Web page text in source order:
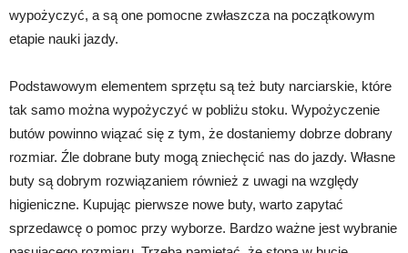
wypożyczyć, a są one pomocne zwłaszcza na początkowym
etapie nauki jazdy.
Podstawowym elementem sprzętu są też buty narciarskie, które
tak samo można wypożyczyć w pobliżu stoku. Wypożyczenie
butów powinno wiązać się z tym, że dostaniemy dobrze dobrany
rozmiar. Źle dobrane buty mogą zniechęcić nas do jazdy. Własne
buty są dobrym rozwiązaniem również z uwagi na względy
higieniczne. Kupując pierwsze nowe buty, warto zapytać
sprzedawcę o pomoc przy wyborze. Bardzo ważne jest wybranie